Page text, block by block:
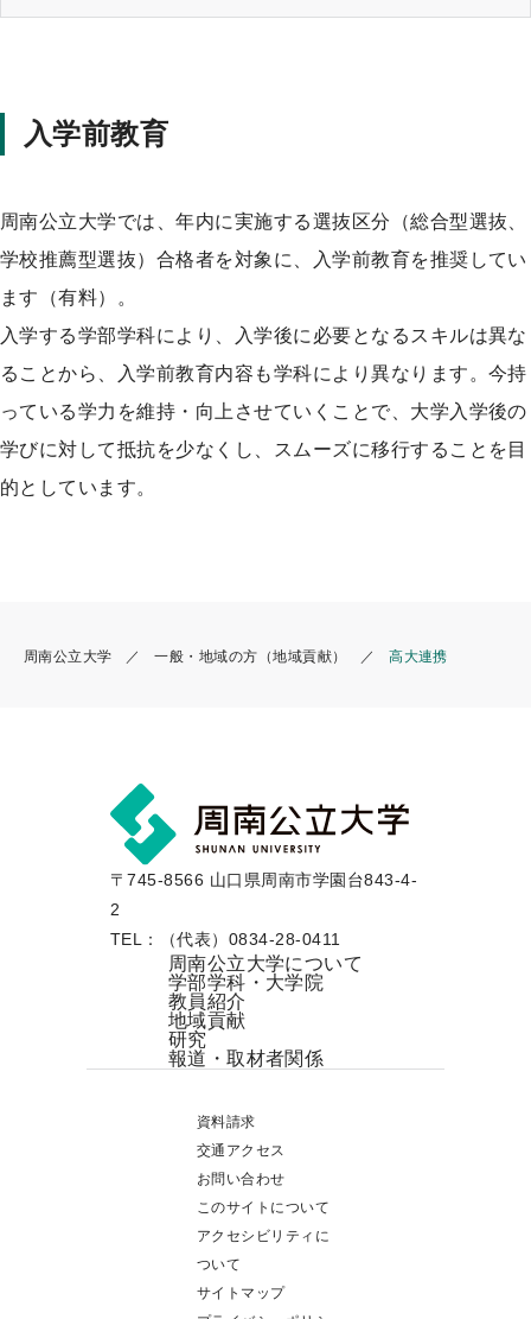
入学前教育
周南公立大学では、年内に実施する選抜区分（総合型選抜、
学校推薦型選抜）合格者を対象に、入学前教育を推奨してい
ます（有料）。
入学する学部学科により、入学後に必要となるスキルは異な
ることから、入学前教育内容も学科により異なります。今持
っている学力を維持・向上させていくことで、大学入学後の
学びに対して抵抗を少なくし、スムーズに移行することを目
的としています。
周南公立大学 一般・地域の方（地域貢献） 高大連携
〒745-8566 山口県周南市学園台843-4-
2
TEL：（代表）0834-28-0411
周南公立大学について
学部学科・大学院
教員紹介
地域貢献
研究
報道・取材者関係
資料請求
交通アクセス
お問い合わせ
このサイトについて
アクセシビリティに
ついて
サイトマップ